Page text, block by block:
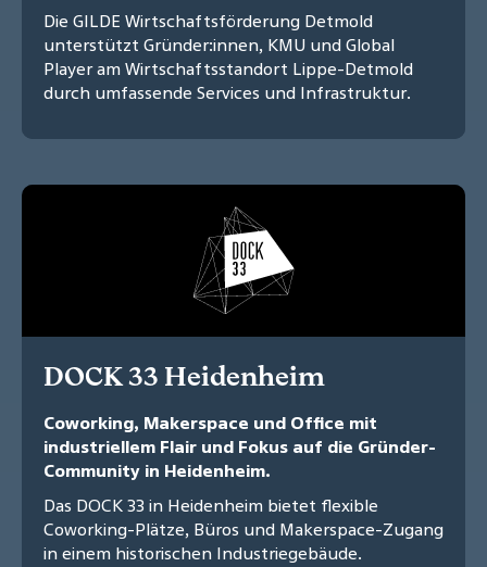
Die GILDE Wirtschaftsförderung Detmold
unterstützt Gründer:innen, KMU und Global
Player am Wirtschaftsstandort Lippe-Detmold
durch umfassende Services und Infrastruktur.
DOCK 33 Heidenheim
Coworking, Makerspace und Office mit
industriellem Flair und Fokus auf die Gründer-
Community in Heidenheim.
Das DOCK 33 in Heidenheim bietet flexible
Coworking-Plätze, Büros und Makerspace-Zugang
in einem historischen Industriegebäude.